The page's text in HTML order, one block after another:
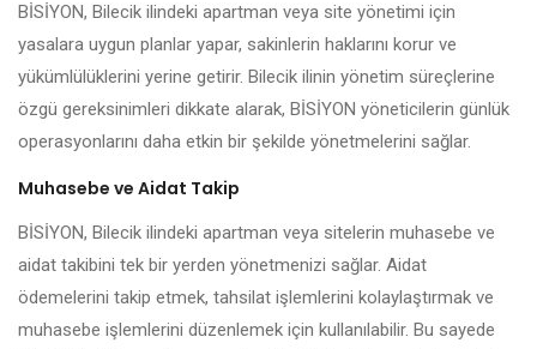
BİSİYON, Bilecik ilindeki apartman veya site yönetimi için
yasalara uygun planlar yapar, sakinlerin haklarını korur ve
yükümlülüklerini yerine getirir. Bilecik ilinin yönetim süreçlerine
özgü gereksinimleri dikkate alarak, BİSİYON yöneticilerin günlük
operasyonlarını daha etkin bir şekilde yönetmelerini sağlar.
Muhasebe ve Aidat Takip
BİSİYON, Bilecik ilindeki apartman veya sitelerin muhasebe ve
aidat takibini tek bir yerden yönetmenizi sağlar. Aidat
ödemelerini takip etmek, tahsilat işlemlerini kolaylaştırmak ve
muhasebe işlemlerini düzenlemek için kullanılabilir. Bu sayede